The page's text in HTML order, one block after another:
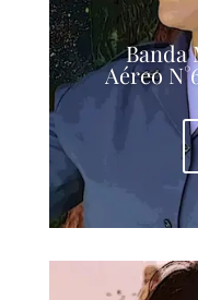
Banda
Aéreo